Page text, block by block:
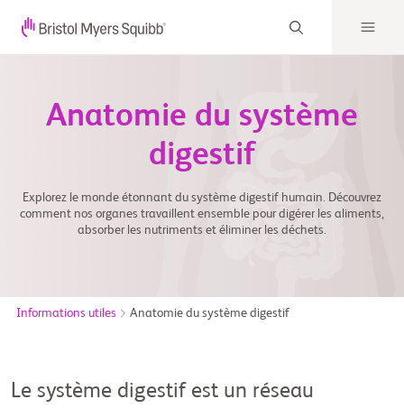
Anatomie du système
digestif
Explorez le monde étonnant du système digestif humain. Découvrez
comment nos organes travaillent ensemble pour digérer les aliments,
absorber les nutriments et éliminer les déchets.
Informations utiles Anatomie du système digestif
Le système digestif est un réseau